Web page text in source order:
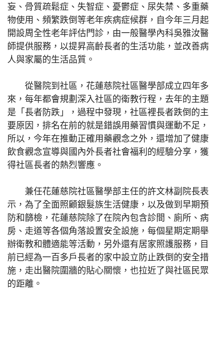
妄、骨質疏鬆症、失智症、憂鬱症、尿失禁、多重藥
物使用、頻繁跌倒等老年疾病症候群，自今年三月起
開設周全性老年評估門診，由一般醫學內科吳雅汝醫
師提供服務，以提昇高齡長者的生活功能，並改善病
人與家屬的生活品質。
從醫院到社區，花蓮慈院社區醫學部成立四年多
來，每年都會規劃深入社區的衛教行程，去年的主題
是「長者防跌」，過程中發現，社區裡長者跌倒的主
要原因，排名在前的就是錯誤用藥習慣與運動不足，
所以，今年在推動正確用藥觀念之外，還增加了健康
飲食觀念宣導與國內外長者社會福利的經驗分享，獲
得社區長者的熱烈響應。
兼任花蓮慈院社區醫學部主任的許文林副院長表
示，為了全面照顧銀髮族生活健康，以及做到早期預
防和篩檢，花蓮慈院除了在院內包含診間、廁所、病
房、走道等各個角落設置安全設施，每個星期定期舉
辦衛教和體適能等活動，另外還有居家照護服務，目
前已經為一百多戶長者的家中設立防止跌倒的安全措
施，走出醫院圍牆的貼心關懷，也拉近了與社區民眾
的距離。